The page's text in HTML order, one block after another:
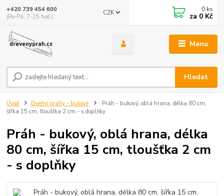
Menu
CZK
Hledat
+420 739 454 600
(Po-Pá, 7-15 hod.)
0 ks
za 0 Kč
Úvod Dveřní prahy - bukové
Práh - bukový, oblá hrana, délka 80 cm,
šířka 15 cm, tloušťka 2 cm - s doplňky
Práh - bukový, oblá hrana, délka
80 cm, šířka 15 cm, tloušťka 2 cm
- s doplňky